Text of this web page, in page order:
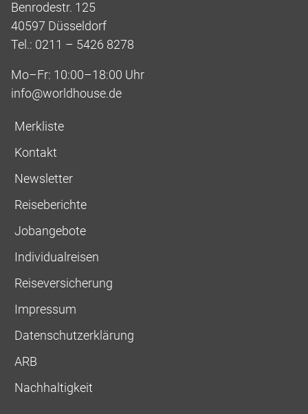
Benrodestr. 125
40597 Düsseldorf
Tel.: 0211 – 5426 8278
Mo–Fr: 10:00–18:00 Uhr
info@worldhouse.de
Merkliste
Kontakt
Newsletter
Reiseberichte
Jobangebote
Individualreisen
Reiseversicherung
Impressum
Datenschutzerklärung
ARB
Nachhaltigkeit